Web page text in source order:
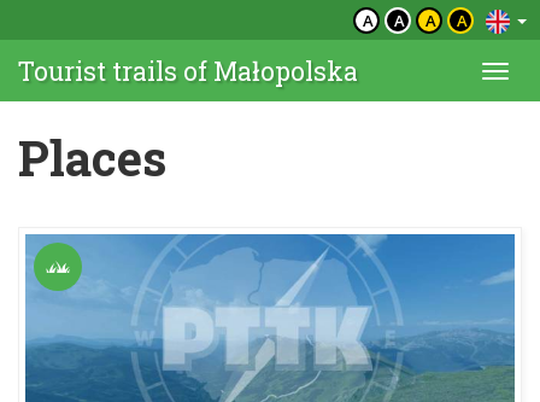
A A A A
Tourist trails of Małopolska
Places